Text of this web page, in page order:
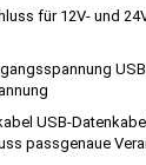
für 12V- und
USB-
passgenaue